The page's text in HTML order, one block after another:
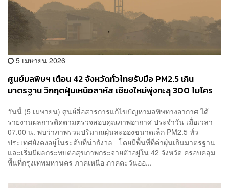
5 เมษายน 2026
ศูนย์มลพิษฯ เตือน 42 จังหวัดทั่วไทยรับมือ PM2.5 เกิน
มาตรฐาน วิกฤตฝุ่นเหนือสาหัส เชียงใหม่พุ่งทะลุ 300 ไมโคร
วันนี้ (5 เมษายน) ศูนย์สื่อสารการแก้ไขปัญหามลพิษทางอากาศ ได้
รายงานผลการติดตามตรวจสอบคุณภาพอากาศ ประจำวัน เมื่อเวลา
07.00 น. พบว่าภาพรวมปริมาณฝุ่นละอองขนาดเล็ก PM2.5 ทั่ว
ประเทศยังคงอยู่ในระดับที่น่ากังวล โดยมีพื้นที่ที่ค่าฝุ่นเกินมาตรฐาน
และเริ่มมีผลกระทบต่อสุขภาพกระจายตัวอยู่ใน 42 จังหวัด ครอบคลุม
พื้นที่กรุงเทพมหานคร ภาคเหนือ ภาคตะวันออ...